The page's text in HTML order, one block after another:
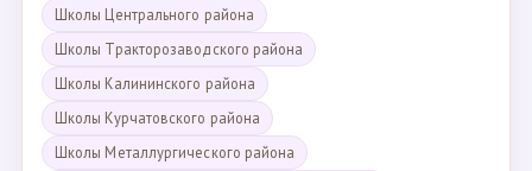
Школы Центрального района
Школы Тракторозаводского района
Школы Калининского района
Школы Курчатовского района
Школы Металлургического района